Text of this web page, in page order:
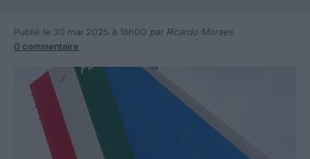
Publié le 30 mai 2025 à 16h00 par Ricardo Moraes
0 commentaire